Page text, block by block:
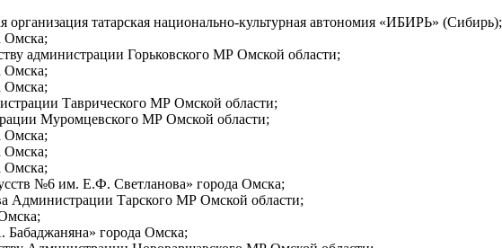
организация татарская национально-культурная автономия «ИБИРЬ» (Сибирь);
администрации Горьковского МР Омской области;
Таврического МР Омской области;
Муромцевского МР Омской области;
№6 им. Е.Ф. Светланова» города Омска;
Администрации Тарского МР Омской области;
города Омска;